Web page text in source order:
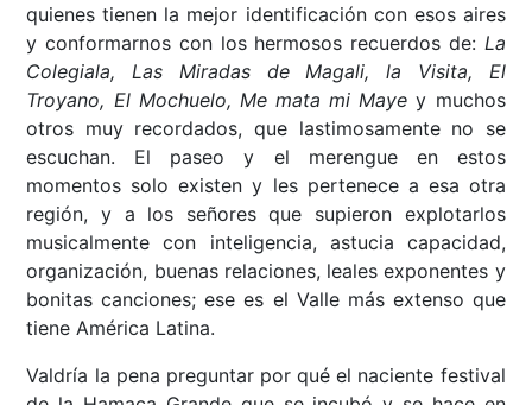
quienes tienen la mejor identificación con esos aires
y conformarnos con los hermosos recuerdos de: La
Colegiala, Las Miradas de Magali, la Visita, El
Troyano, El Mochuelo, Me mata mi Maye y muchos
otros muy recordados, que lastimosamente no se
escuchan. El paseo y el merengue en estos
momentos solo existen y les pertenece a esa otra
región, y a los señores que supieron explotarlos
musicalmente con inteligencia, astucia capacidad,
organización, buenas relaciones, leales exponentes y
bonitas canciones; ese es el Valle más extenso que
tiene América Latina.
Valdría la pena preguntar por qué el naciente festival